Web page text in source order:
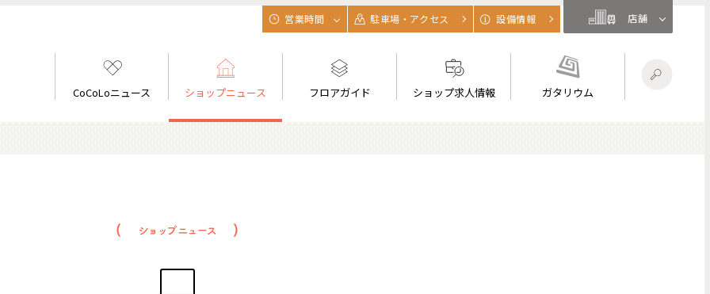
CoCoLoニュース ショップニュース フロアガイド ショップ求人情報 ガタリウム
営業時間 駐車場・アクセス 設備情報 店舗